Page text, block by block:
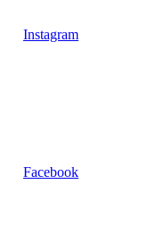
Instagram
Facebook